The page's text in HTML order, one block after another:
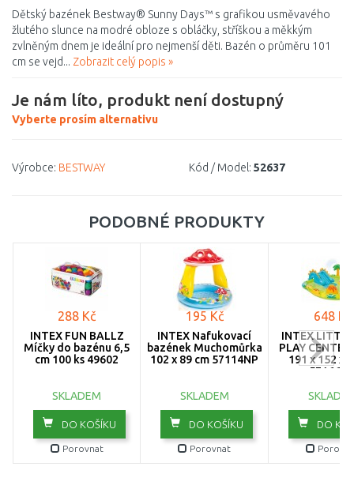
Dětský bazének Bestway® Sunny Days™ s grafikou usměvavého
žlutého slunce na modré obloze s obláčky, stříškou a měkkým
zvlněným dnem je ideální pro nejmenší děti. Bazén o průměru 101
cm se vejd... Zobrazit celý popis »
Je nám líto, produkt není dostupný
Vyberte prosím alternativu
Výrobce: BESTWAY Kód / Model: 52637
PODOBNÉ PRODUKTY
288 Kč
INTEX FUN BALLZ
Míčky do bazénu 6,5
cm 100 ks 49602
SKLADEM
DO KOŠÍKU
Porovnat
195 Kč
INTEX Nafukovací
bazének Muchomůrka
102 x 89 cm 57114NP
SKLADEM
DO KOŠÍKU
Porovnat
648 Kč
INTEX
PLAY
191 x 152 x
DO